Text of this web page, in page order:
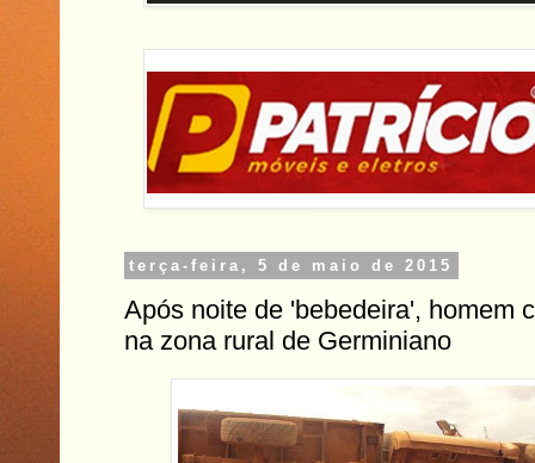
terça-feira, 5 de maio de 2015
Após noite de 'bebedeira', homem
na zona rural de Germiniano